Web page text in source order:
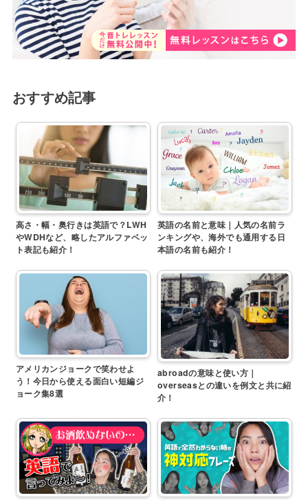
おすすめ記事
高さ・幅・奥行きは英語で？LWH
やWDHなど、略したアルファベッ
ト表記も紹介！
英語の名前と意味｜人気の名前ラ
ンキングや、海外でも通用する日
本語の名前も紹介！
アメリカンジョークで笑わせよ
う！今日から使える面白い短編ジ
ョーク集8選
abroadの意味と使い方｜
overseasとの違いを例文と共に紹
介！